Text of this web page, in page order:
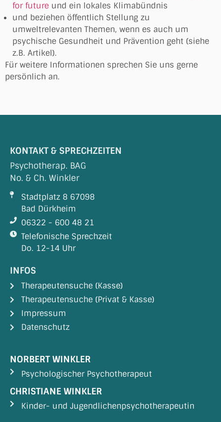
for future und ein lokales Klimabündnis
und beziehen öffentlich Stellung zu
umweltrelevanten Themen, wenn es auch um
psychische Gesundheit und Prävention geht (siehe
z.B. Artikel).
Für weitere Informationen sprechen Sie uns gerne
persönlich an.
KONTAKT & SPRECHZEITEN
Psychotherap. BAG
No. & Ch. Winkler
Stadtplatz 8 67098
Bad Dürkheim
06322 - 600 48 21
Telefonische Sprechzeit
Do. 12-14 Uhr
INFOS
Therapeutensuche (Kasse)
Therapeutensuche (Privat & Kasse)
Impressum
Datenschutz
NORBERT WINKLER
Psychologischer Psychotherapeut
CHRISTIANE WINKLER
Kinder- und Jugendlichenpsychotherapeutin